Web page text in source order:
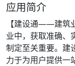
应用简介
【建设通——建筑
业中，获取准确、
制定至关重要。建
力于为用户提供一